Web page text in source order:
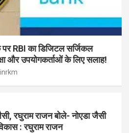
RBI का डिजिटल सर्जिकल
और उपयोगकर्ताओं के लिए सलाह!
राजन बोले- नोएडा जैसी
: रघुराम राजन